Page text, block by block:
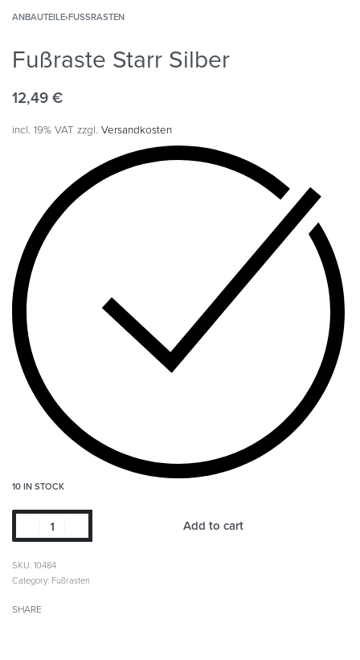
ANBAUTEILE›FUSSRASTEN
Fußraste Starr Silber
12,49 €
incl. 19% VAT zzgl. Versandkosten
10 IN STOCK
Add to cart
SKU: 10484
Category: Fußrasten
SHARE